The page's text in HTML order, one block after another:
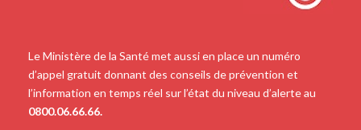
Le Ministère de la Santé met aussi en place un numéro
d’appel gratuit donnant des conseils de prévention et
l’information en temps réel sur l’état du niveau d’alerte au
0800.06.66.66.